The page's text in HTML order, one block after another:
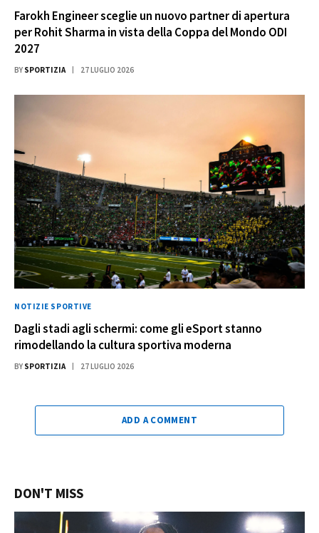
Farokh Engineer sceglie un nuovo partner di apertura
per Rohit Sharma in vista della Coppa del Mondo ODI
2027
BY SPORTIZIA 27 LUGLIO 2026
NOTIZIE SPORTIVE
Dagli stadi agli schermi: come gli eSport stanno
rimodellando la cultura sportiva moderna
BY SPORTIZIA 27 LUGLIO 2026
ADD A COMMENT
DON'T MISS